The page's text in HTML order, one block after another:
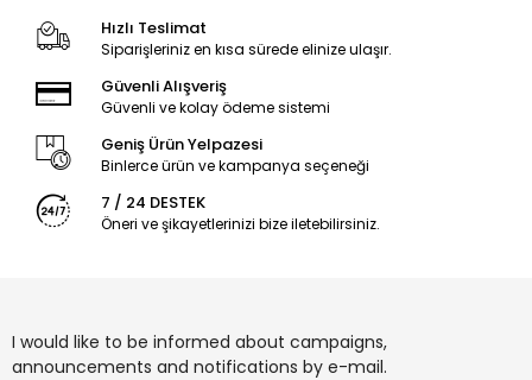
Hızlı Teslimat
Siparişleriniz en kısa sürede elinize ulaşır.
Güvenli Alışveriş
Güvenli ve kolay ödeme sistemi
Geniş Ürün Yelpazesi
Binlerce ürün ve kampanya seçeneği
7 / 24 DESTEK
Öneri ve şikayetlerinizi bize iletebilirsiniz.
I would like to be informed about campaigns,
announcements and notifications by e-mail.